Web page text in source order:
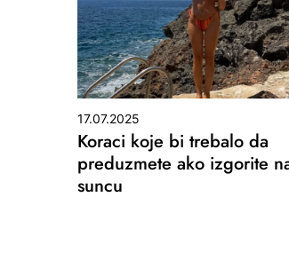
17.07.2025
Koraci koje bi trebalo da
preduzmete ako izgorite
suncu